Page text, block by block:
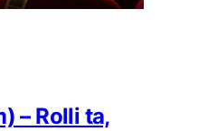
– Rolli ta,